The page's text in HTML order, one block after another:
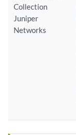
Collection
Juniper
Networks